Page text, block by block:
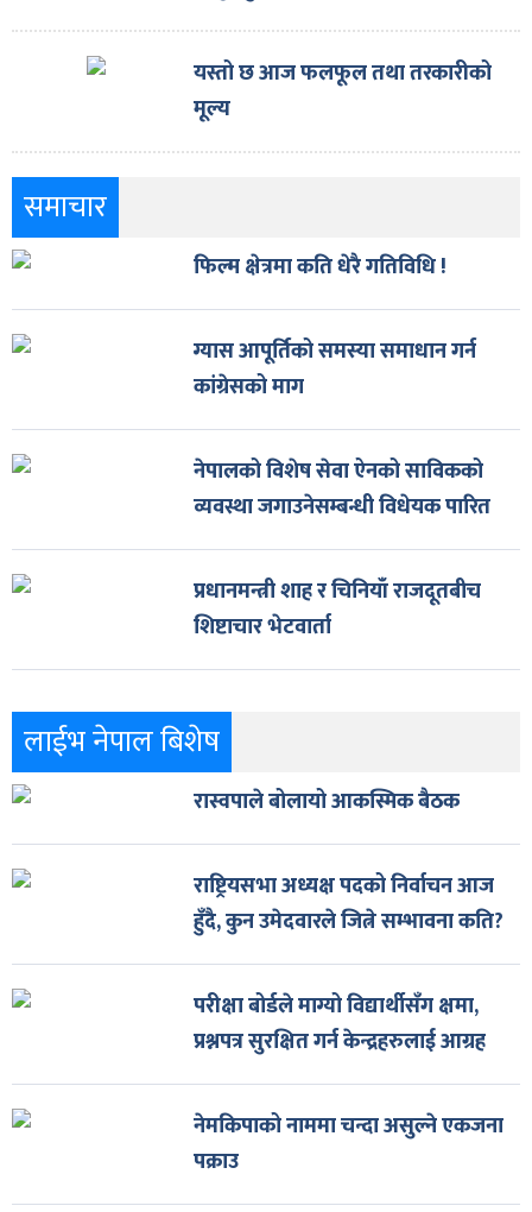
यस्तो छ आज फलफूल तथा तरकारीको
मूल्य
समाचार
फिल्म क्षेत्रमा कति धेरै गतिविधि !
ग्यास आपूर्तिको समस्या समाधान गर्न
कांग्रेसको माग
नेपालको विशेष सेवा ऐनको साविकको
व्यवस्था जगाउनेसम्बन्धी विधेयक पारित
प्रधानमन्त्री शाह र चिनियाँ राजदूतबीच
शिष्टाचार भेटवार्ता
लाईभ नेपाल बिशेष
रास्वपाले बोलायो आकस्मिक बैठक
राष्ट्रियसभा अध्यक्ष पदको निर्वाचन आज
हुँदै, कुन उमेदवारले जित्ने सम्भावना कति?
परीक्षा बोर्डले माग्यो विद्यार्थीसँग क्षमा,
प्रश्नपत्र सुरक्षित गर्न केन्द्रहरुलाई आग्रह
नेमकिपाको नाममा चन्दा असुल्ने एकजना
पक्राउ